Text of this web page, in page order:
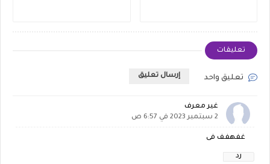
تعليقات
تعليق واحد إرسال تعليق
غير معرف
2 سبتمبر 2023 في 6:57 ص
غفهفف فى
رد